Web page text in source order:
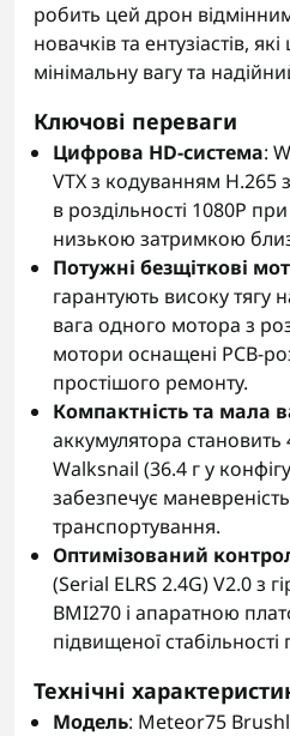
робить цей дрон
новачків та ентузіастів,
мінімальну вагу та
Ключові переваги
Цифрова HD-система:
VTX з кодуванням H.265
в роздільності 1080P
низькою затримкою
Потужні безщіткові
гарантують високу тягу
вага одного мотора з
мотори оснащені PCB-
простішого ремонту.
Компактність та мала
аккумулятора становить
Walksnail (36.4 г у
забезпечує
транспортування.
Оптимізований
(Serial ELRS 2.4G) V2.0 з
BMI270 і апаратною
підвищеної стабільності
Технічні
Модель: Meteor75